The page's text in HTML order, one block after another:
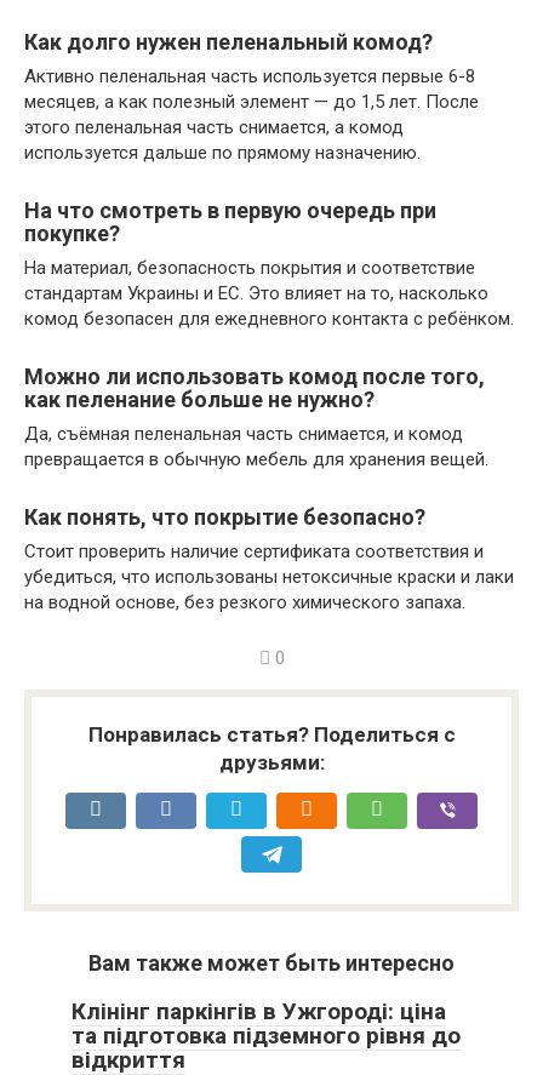
Как долго нужен пеленальный комод?
Активно пеленальная часть используется первые 6-8
месяцев, а как полезный элемент — до 1,5 лет. После
этого пеленальная часть снимается, а комод
используется дальше по прямому назначению.
На что смотреть в первую очередь при
покупке?
На материал, безопасность покрытия и соответствие
стандартам Украины и ЕС. Это влияет на то, насколько
комод безопасен для ежедневного контакта с ребёнком.
Можно ли использовать комод после того,
как пеленание больше не нужно?
Да, съёмная пеленальная часть снимается, и комод
превращается в обычную мебель для хранения вещей.
Как понять, что покрытие безопасно?
Стоит проверить наличие сертификата соответствия и
убедиться, что использованы нетоксичные краски и лаки
на водной основе, без резкого химического запаха.
0
Понравилась статья? Поделиться с
друзьями:
Вам также может быть интересно
Клінінг паркінгів в Ужгороді: ціна
та підготовка підземного рівня до
відкриття